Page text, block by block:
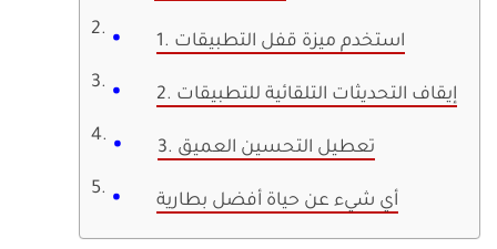
1. استخدم ميزة قفل التطبيقات
2. إيقاف التحديثات التلقائية للتطبيقات
3. تعطيل التحسين العميق
أي شيء عن حياة أفضل بطارية